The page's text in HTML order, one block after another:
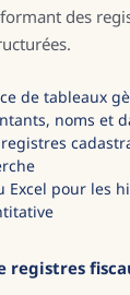
des
de tableaux
noms et
Excel pour les
registres